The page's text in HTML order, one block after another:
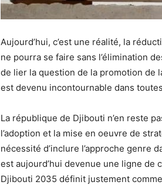
Aujourd’hui, c’est une réalité, la
ne pourra se faire sans l’élimination
de lier la question de la promotion de
est devenu incontournable dans
La république de Djibouti n’en reste
l’adoption et la mise en oeuvre de
nécessité d’inclure l’approche genre
est aujourd’hui devenue une ligne de
Djibouti 2035 définit justement